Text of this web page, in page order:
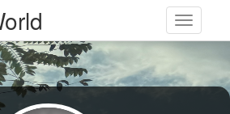
Toggle